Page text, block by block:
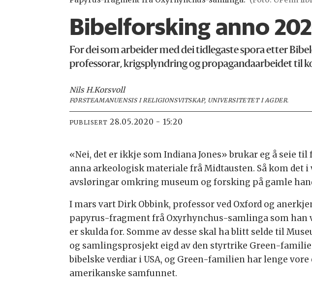
Bibelforsking anno
For dei som arbeider med dei tidlegaste spora etter
professorar, krigsplyndring og propagandaarbeidet til
Nils H.Korsvoll
FØRSTEAMANUENSIS I RELIGIONSVITSKAP, UNIVERSITETET I AGDER.
PUBLISERT 28.05.2020 - 15:20
«Nei, det er ikkje som Indiana Jones» brukar eg å seie
anna arkeologisk materiale frå Midtausten. Så kom det
avsløringar omkring museum og forsking på gamle
I mars vart Dirk Obbink, professor ved Oxford og
papyrus-fragment frå Oxyrhynchus-samlinga som han
er skulda for. Somme av desse skal ha blitt selde til
og samlingsprosjekt eigd av den styrtrike Green-
bibelske verdiar i USA, og Green-familien har lenge
amerikanske samfunnet.